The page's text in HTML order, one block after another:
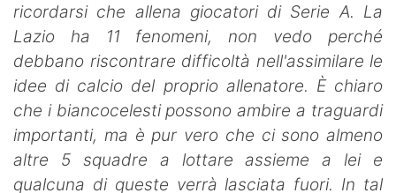
ricordarsi che allena giocatori di Serie A. La
Lazio ha 11 fenomeni, non vedo perché
debbano riscontrare difficoltà nell'assimilare le
idee di calcio del proprio allenatore. È chiaro
che i biancocelesti possono ambire a traguardi
importanti, ma è pur vero che ci sono almeno
altre 5 squadre a lottare assieme a lei e
qualcuna di queste verrà lasciata fuori. In tal